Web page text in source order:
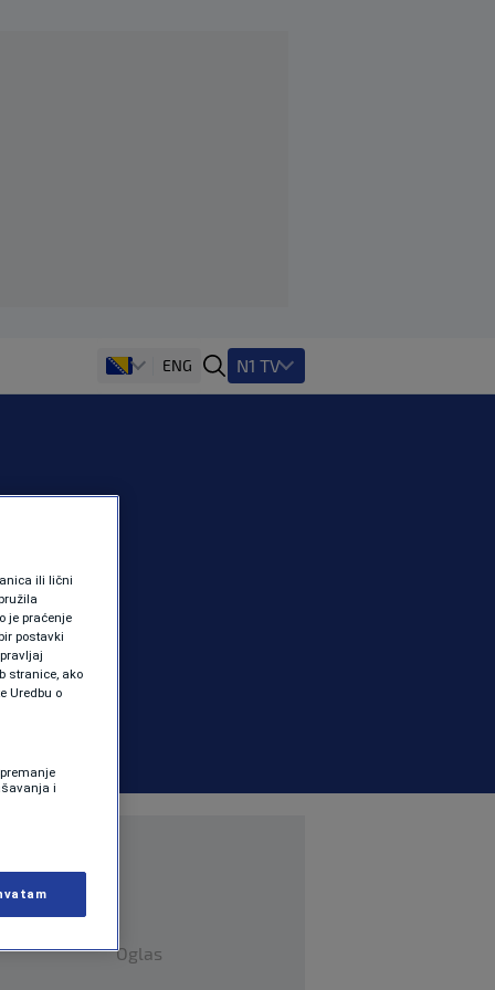
ENG N1 TV
Oglas
ili lični
je praćenje
postavki
stranice, ako
Uredbu o
i